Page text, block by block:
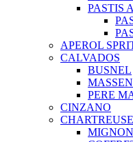
PASTIS
APEROL
CALVADOS
BUSNEL
PERE
CINZANO
CHARTREUSE